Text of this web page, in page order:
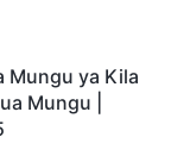
Mungu ya Kila
Mungu |